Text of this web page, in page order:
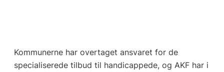
Kommunerne har overtaget ansvaret for de
specialiserede tilbud til handicappede, og AKF har i